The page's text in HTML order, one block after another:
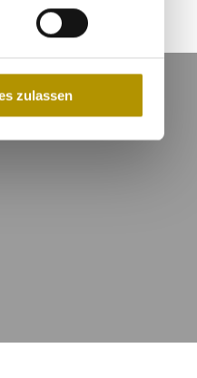
zulassen